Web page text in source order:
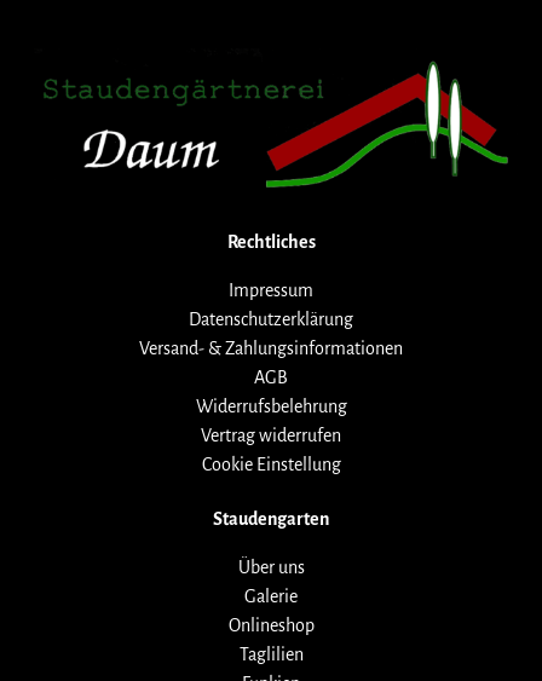
Rechtliches
Impressum
Datenschutzerklärung
Versand- & Zahlungsinformationen
AGB
Widerrufsbelehrung
Vertrag widerrufen
Cookie Einstellung
Staudengarten
Über uns
Galerie
Onlineshop
Taglilien